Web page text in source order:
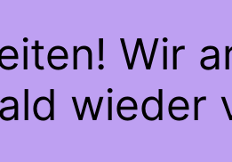
Wir
wieder